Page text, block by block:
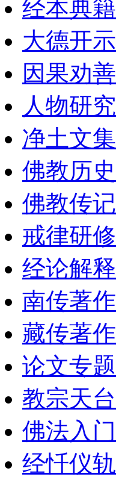
经本典籍
大德开示
因果劝善
人物研究
净土文集
佛教历史
佛教传记
戒律研修
经论解释
南传著作
藏传著作
论文专题
教宗天台
佛法入门
经忏仪轨